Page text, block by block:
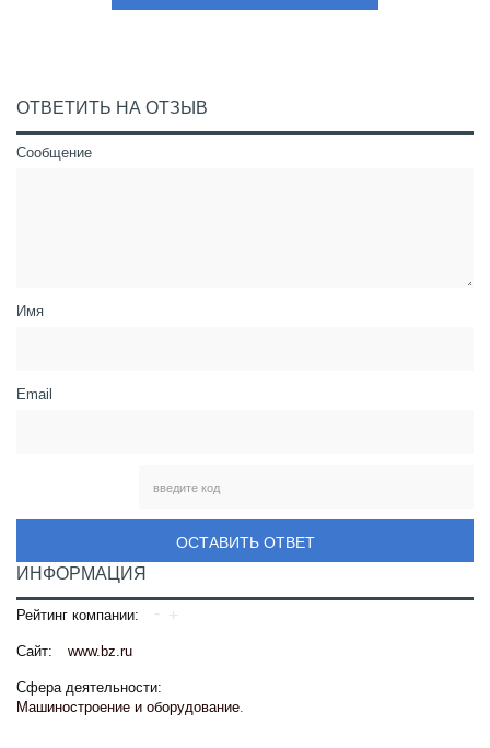
ОТВЕТИТЬ НА ОТЗЫВ
Сообщение
Имя
Email
ОСТАВИТЬ ОТВЕТ
ИНФОРМАЦИЯ
Рейтинг компании:
Сайт: www.bz.ru
Сфера деятельности:
Машиностроение и оборудование.